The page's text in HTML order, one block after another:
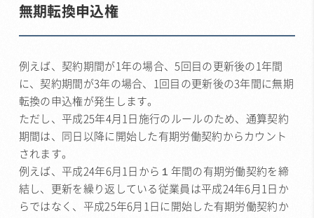
無期転換申込権
例えば、契約期間が1年の場合、5回目の更新後の1年間
に、契約期間が3年の場合、1回目の更新後の3年間に無期
転換の申込権が発生します。
ただし、平成25年4月1日施行のルールのため、通算契約
期間は、同日以降に開始した有期労働契約からカウント
されます。
例えば、平成24年6月1日から１年間の有期労働契約を締
結し、更新を繰り返している従業員は平成24年6月1日か
らではなく、平成25年6月1日に開始した有期労働契約か